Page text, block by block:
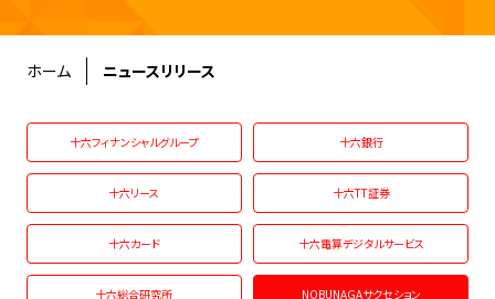
サステナビリティ
採用情報
English
ホーム ニュースリリース
十六フィナンシャルグループ 十六銀行
十六リース 十六TT証券
十六カード 十六電算デジタルサービス
十六総合研究所 NOBUNAGAサクセション